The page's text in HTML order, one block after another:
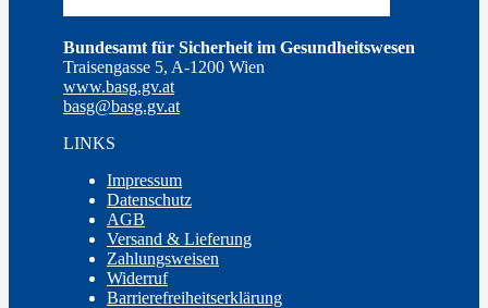
Bundesamt für Sicherheit im Gesundheitswesen
Traisengasse 5, A-1200 Wien
www.basg.gv.at
basg@basg.gv.at
LINKS
Impressum
Datenschutz
AGB
Versand & Lieferung
Zahlungsweisen
Widerruf
Barrierefreiheitserklärung